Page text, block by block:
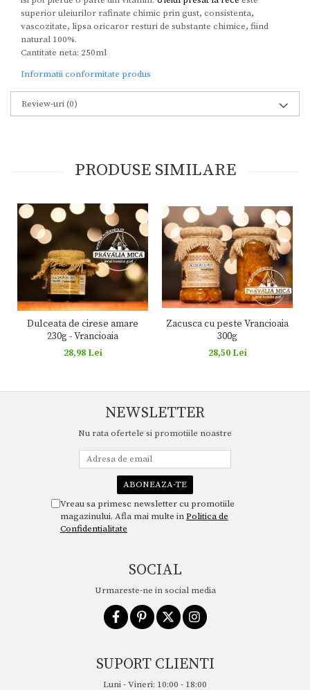
superior uleiurilor rafinate chimic prin gust, consistenta,
vascozitate, lipsa oricaror resturi de substante chimice, fiind
natural 100%.
Cantitate neta: 250ml
Informatii conformitate produs
Review-uri(0)
PRODUSE SIMILARE
Dulceata de cirese amare
230g - Vrancioaia
28,98 Lei
Zacusca cu peste Vrancioaia
300g
28,50 Lei
NEWSLETTER
Nu rata ofertele si promotiile noastre
Vreau sa primesc newsletter cu promotiile
magazinului. Afla mai multe inPolitica de
Confidentialitate
SOCIAL
Urmareste-ne in social media
SUPORT CLIENTI
Luni - Vineri: 10:00 - 18:00